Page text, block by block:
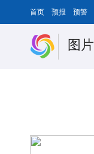
首页 预报 预警
图片